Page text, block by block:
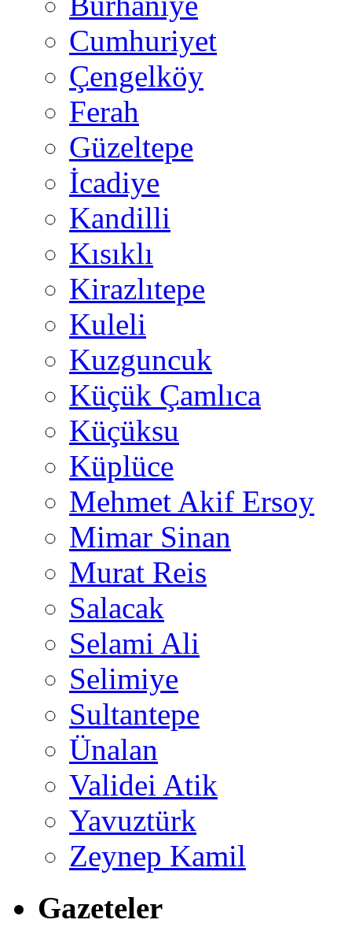
Cumhuriyet
Çengelköy
Ferah
Güzeltepe
İcadiye
Kandilli
Kısıklı
Kirazlıtepe
Kuleli
Kuzguncuk
Küçük Çamlıca
Küçüksu
Küplüce
Mehmet Akif Ersoy
Mimar Sinan
Murat Reis
Salacak
Selami Ali
Selimiye
Sultantepe
Ünalan
Validei Atik
Yavuztürk
Zeynep Kamil
Gazeteler